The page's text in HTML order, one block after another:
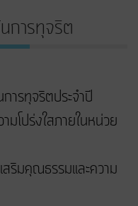
การทุจริต
ารทุจริตประจำปี
มโปร่งใสภายในหน่วย
สริมคุณธรรมและความ